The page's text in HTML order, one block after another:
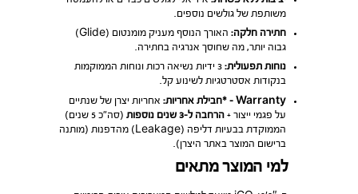
משותפת של גולשים נוספים.
חתירה חלקה:
האורך הנוסף מעניק מומנטום (Glide)
גבוה יותר, מה שחוסך אנרגיה בחתירה.
נוחות תפעולית:
3 ידיות נשיאה רכות ונוחות הממוקמות
בנקודות אסטרטגיות לשינוע קל.
Warranty – *חבילת אחריות:
אחריות יצרן של שנתיים
על פגמי ייצור + הרחבה ל-3 שנים נוספות
(סה”כ 5 שנים)
הממוקדת בבעיות דליפה (Leakage) מהדפנות (מותנה
ברישום המוצר באתר היצרן).
למי המוצר מתאים